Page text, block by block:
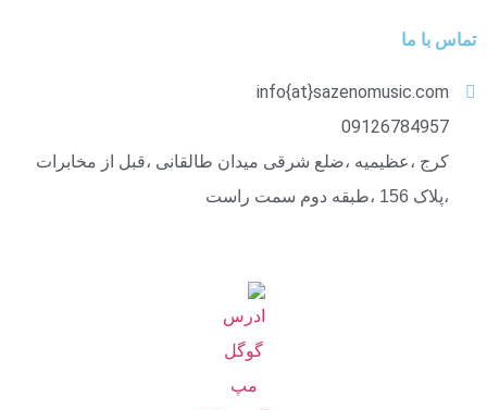
تماس با ما
info{at}sazenomusic.com
09126784957
کرج ،عظیمیه ،ضلع شرقی میدان طالقانی ،قبل از مخابرات
،پلاک 156 ،طبقه دوم سمت راست